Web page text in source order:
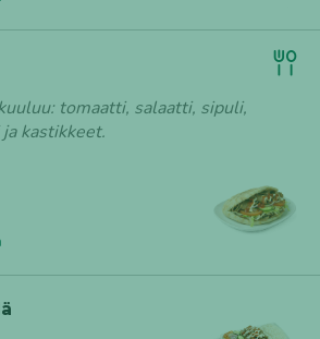
tomaatti, salaatti, sipuli,
kastikkeet.